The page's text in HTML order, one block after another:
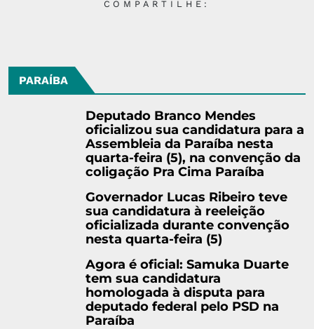
COMPARTILHE:
PARAÍBA
Deputado Branco Mendes
oficializou sua candidatura para a
Assembleia da Paraíba nesta
quarta-feira (5), na convenção da
coligação Pra Cima Paraíba
Governador Lucas Ribeiro teve
sua candidatura à reeleição
oficializada durante convenção
nesta quarta-feira (5)
Agora é oficial: Samuka Duarte
tem sua candidatura
homologada à disputa para
deputado federal pelo PSD na
Paraíba